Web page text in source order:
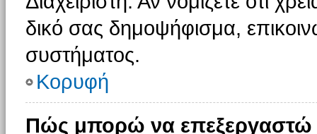
δικό σας δημοψήφισμα,
συστήματος.
Κορυφή
Πώς μπορώ να